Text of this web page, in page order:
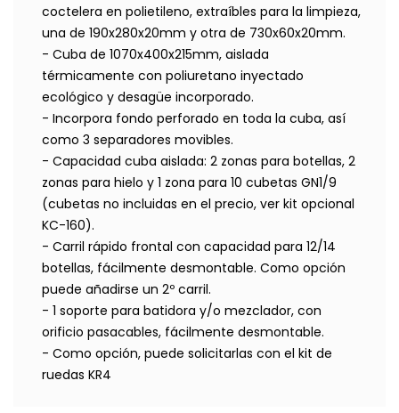
coctelera en polietileno, extraíbles para la limpieza,
una de 190x280x20mm y otra de 730x60x20mm.
- Cuba de 1070x400x215mm, aislada
térmicamente con poliuretano inyectado
ecológico y desagüe incorporado.
- Incorpora fondo perforado en toda la cuba, así
como 3 separadores movibles.
- Capacidad cuba aislada: 2 zonas para botellas, 2
zonas para hielo y 1 zona para 10 cubetas GN1/9
(cubetas no incluidas en el precio, ver kit opcional
KC-160).
- Carril rápido frontal con capacidad para 12/14
botellas, fácilmente desmontable. Como opción
puede añadirse un 2º carril.
- 1 soporte para batidora y/o mezclador, con
orificio pasacables, fácilmente desmontable.
- Como opción, puede solicitarlas con el kit de
ruedas KR4